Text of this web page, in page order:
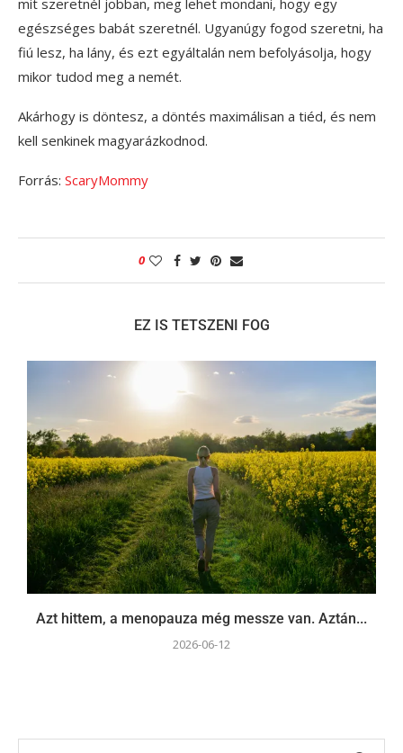
mit szeretnél jobban, meg lehet mondani, hogy egy
egészséges babát szeretnél. Ugyanúgy fogod szeretni, ha
fiú lesz, ha lány, és ezt egyáltalán nem befolyásolja, hogy
mikor tudod meg a nemét.
Akárhogy is döntesz, a döntés maximálisan a tiéd, és nem
kell senkinek magyarázkodnod.
Forrás: ScaryMommy
0
EZ IS TETSZENI FOG
Azt hittem, a menopauza még messze van. Aztán...
2026-06-12